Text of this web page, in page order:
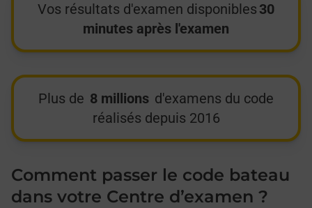
Vos résultats d'examen disponibles 30
minutes après l'examen
Plus de 8 millions d'examens du code
réalisés depuis 2016
Comment passer le code bateau
dans votre Centre d’examen ?